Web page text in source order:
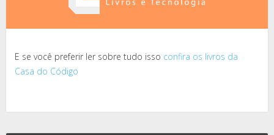
E se você preferir ler sobre tudo isso confira os livros da
Casa do Código